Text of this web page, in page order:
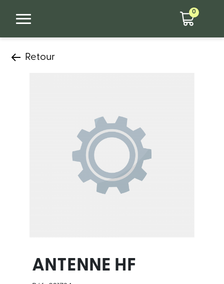
0
Retour
ANTENNE HF